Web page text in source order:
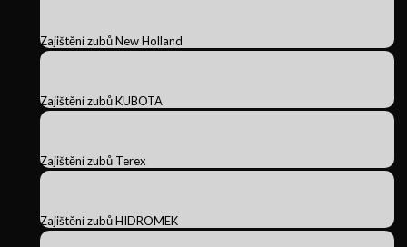
Zajištění zubů New Holland
Zajištění zubů KUBOTA
Zajištění zubů Terex
Zajištění zubů HIDROMEK